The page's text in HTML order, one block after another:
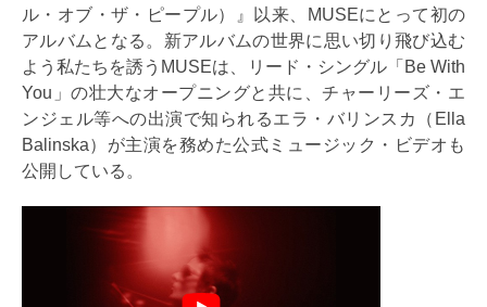
ル・オブ・ザ・ピープル）』以来、MUSEにとって初の
アルバムとなる。新アルバムの世界に思い切り飛び込む
よう私たちを誘うMUSEは、リード・シングル「Be With
You」の壮大なオープニングと共に、チャーリーズ・エ
ンジェル等への出演で知られるエラ・バリンスカ（Ella
Balinska）が主演を務めた公式ミュージック・ビデオも
公開している。